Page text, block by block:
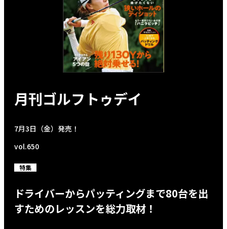
月刊ゴルフトゥデイ
7月3日（金）発売！
vol.650
特集
ドライバーからパッティングまで80台を出
すためのレッスンを総力取材！